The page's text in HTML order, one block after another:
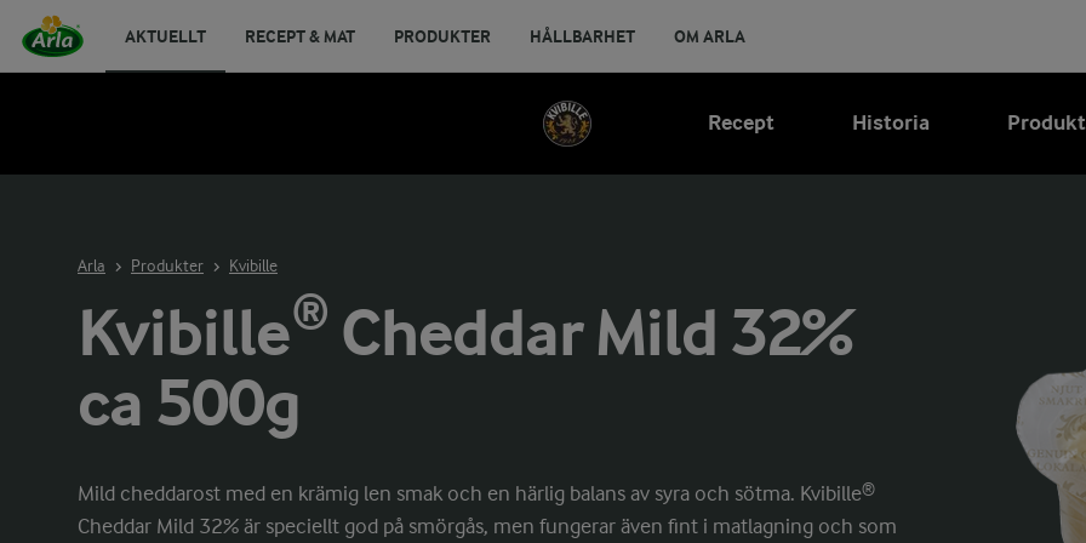
AKTUELLT RECEPT & MAT PRODUKTER HÅLLBARHET OM ARLA
Recept Historia
Arla Produkter Kvibille
Kvibille® Cheddar Mild 32%
ca 500g
Mild cheddarost med en krämig len smak och en härlig balans av syra och sötma. Kvibille®
Cheddar Mild 32% är speciellt god på smörgås, men fungerar även fint i matlagning och som